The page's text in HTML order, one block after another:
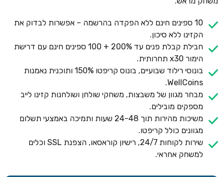
10 ספינים חינם ללא הפקדה בהרשמה – אפשרות לבדוק את
הקזינו ללא סיכון.
חבילת קבלת פנים עד 200% + 100 ספינים חינם עם דרישת
הימור x30 תחרותית.
בונוסי רילוד שבועיים, בונוס קריפטו 150% ותוכנית נאמנות
WellCoins.
מבחר מגוון של משבצות, משחקי שולחן ושולחנות קזינו לייב
מספקים מובילים.
משיכות מהירות תוך 24-48 שעות ותמיכה באמצעי תשלום
מגוונים כולל קריפטו.
שירות לקוחות 24/7, רישיון קוראסאו, הצפנת SSL וכלים
למשחק אחראי.